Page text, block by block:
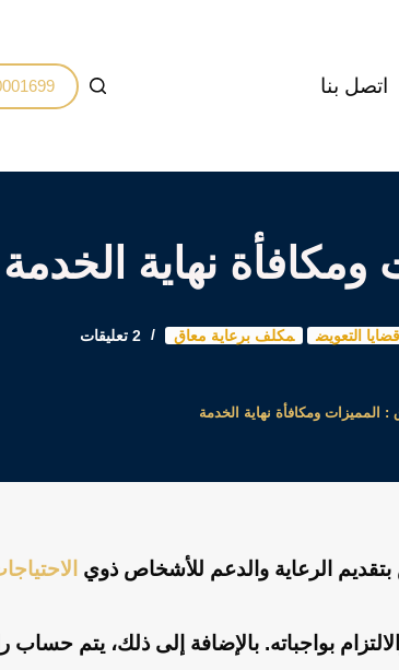
اتصل بنا
نهاية الخدمة
قضايا التعويض مكلف برعاية معاق 2 تعليقات
ومكافأة نهاية الخدمة
الرعاية والدعم للأشخاص ذوي
بواجباته. بالإضافة إلى ذلك، يتم حساب